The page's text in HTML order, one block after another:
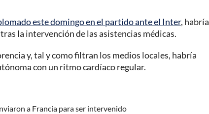
este domingo en el partido ante el Inter, habría
la intervención de las asistencias médicas.
y, tal y como filtran los medios locales, habría
con un ritmo cardíaco regular.
a Francia para ser intervenido